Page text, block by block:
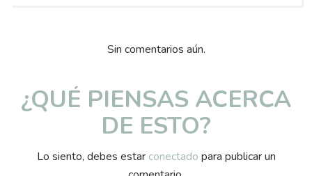
Sin comentarios aún.
¿QUÉ PIENSAS ACERCA
DE ESTO?
Lo siento, debes estar conectado para publicar un